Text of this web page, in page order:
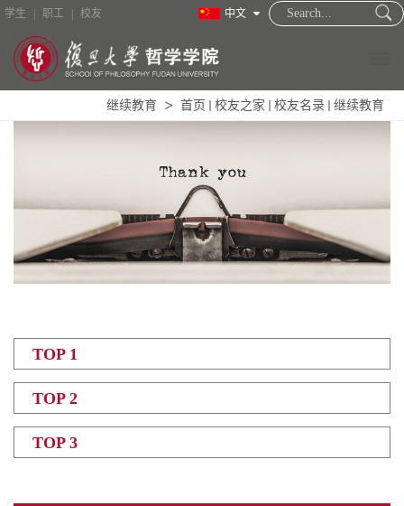
中文
学生 职工 校友
继续教育 首页 校友之家 校友名录 继续教育
TOP 1
TOP 2
TOP 3